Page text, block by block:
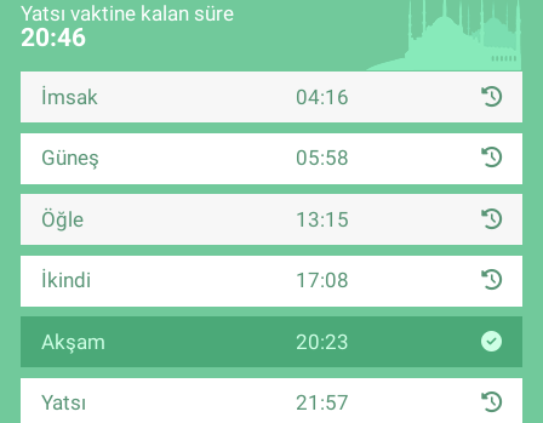
Yatsı vaktine kalan süre
20:45
İmsak 04:16
Güneş 05:58
Öğle 13:15
İkindi 17:08
Akşam 20:23
Yatsı 21:57